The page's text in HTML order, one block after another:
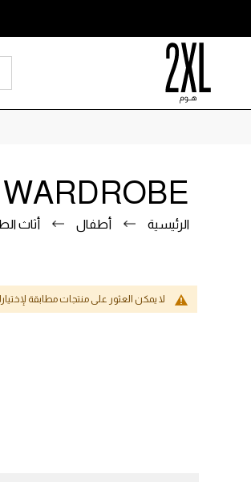
الرئيسية أطفال أثاث
لا يمكن العثور على منتجات مطابقة